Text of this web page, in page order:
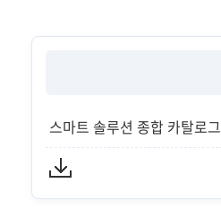
스마트 솔루션 종합 카탈로그